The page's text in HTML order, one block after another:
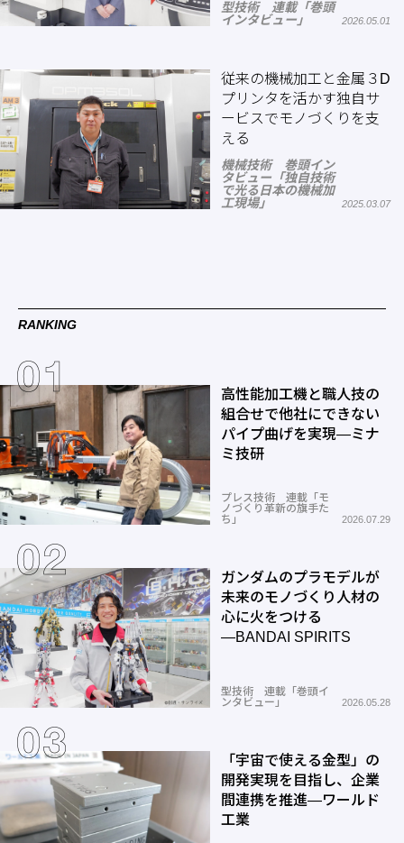
型技術 連載「巻頭
インタビュー」
2026.05.01
従来の機械加工と金属３D
プリンタを活かす独自サ
ービスでモノづくりを支
える
機械技術 巻頭イン
タビュー「独自技術
で光る日本の機械加
工現場」
2025.03.07
RANKING
高性能加工機と職人技の
組合せで他社にできない
パイプ曲げを実現―ミナ
ミ技研
プレス技術 連載「モ
ノづくり革新の旗手た
ち」
2026.07.29
ガンダムのプラモデルが
未来のモノづくり人材の
心に火をつける
―BANDAI SPIRITS
型技術 連載「巻頭イ
ンタビュー」
2026.05.28
「宇宙で使える金型」の
開発実現を目指し、企業
間連携を推進―ワールド
工業